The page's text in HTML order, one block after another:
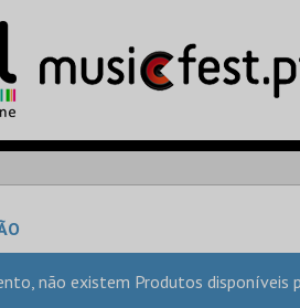
não existem Produtos disponíveis